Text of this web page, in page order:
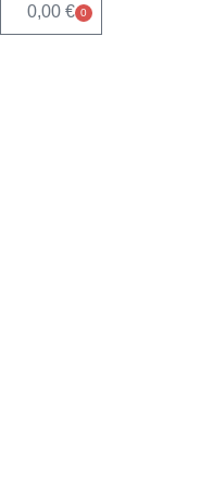
0,00 € 0